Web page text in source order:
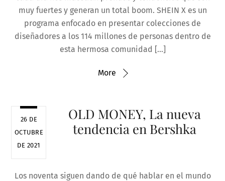
muy fuertes y generan un total boom. SHEIN X es un
programa enfocado en presentar colecciones de
diseñadores a los 114 millones de personas dentro de
esta hermosa comunidad […]
More
26 DE
OCTUBRE
DE 2021
OLD MONEY, La nueva
tendencia en Bershka
Los noventa siguen dando de qué hablar en el mundo